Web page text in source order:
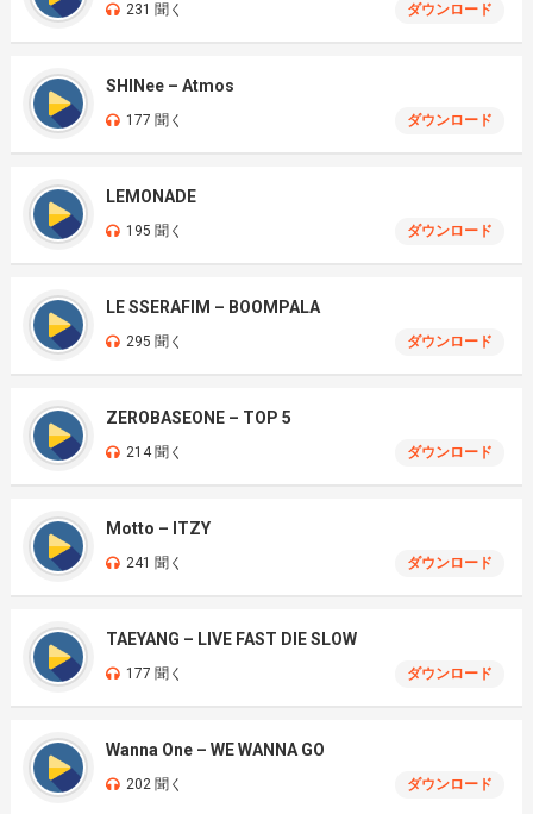
231 聞く ダウンロード
SHINee – Atmos
177 聞く ダウンロード
LEMONADE
195 聞く ダウンロード
LE SSERAFIM – BOOMPALA
295 聞く ダウンロード
ZEROBASEONE – TOP 5
214 聞く ダウンロード
Motto – ITZY
241 聞く ダウンロード
TAEYANG – LIVE FAST DIE SLOW
177 聞く ダウンロード
Wanna One – WE WANNA GO
202 聞く ダウンロード